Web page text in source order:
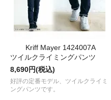
Kriff Mayer 1424007A
ツイルクライミングパンツ
8,690円(税込)
好評の定番モデル、ツイルクライミ
ングパンツです。